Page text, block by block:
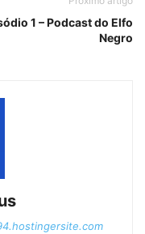
1 – Podcast do Elfo
Negro